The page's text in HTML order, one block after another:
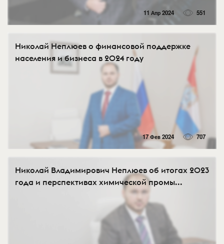
11 Апр 2024 551
Николай Неплюев о финансовой поддержке
населения и бизнеса в 2024 году
17 Фев 2024 707
Николай Владимирович Неплюев об итогах 2023
года и перспективах химической промы...